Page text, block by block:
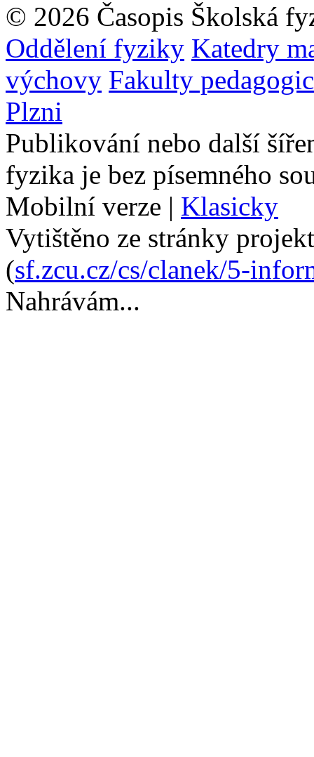
© 2026 Časopis Školská
Oddělení fyziky Katedry
výchovy Fakulty
Plzni
Publikování nebo další
fyzika je bez písemného
Mobilní verze | Klasicky
Vytištěno ze stránky
(sf.zcu.cz/cs/clanek/5-
Nahrávám...